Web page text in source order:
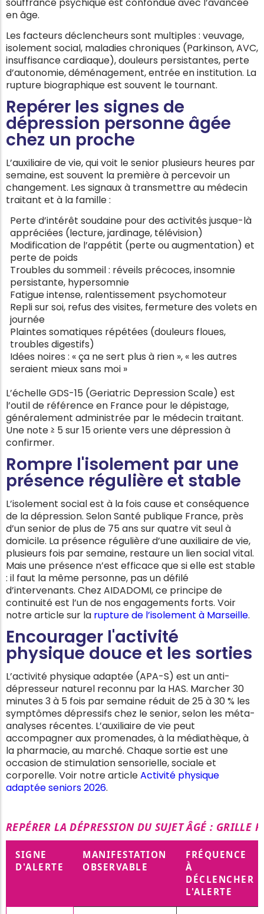
souffrance psychique est confondue avec l’avancée
en âge.
Les facteurs déclencheurs sont multiples : veuvage,
isolement social, maladies chroniques (Parkinson, AVC,
insuffisance cardiaque), douleurs persistantes, perte
d’autonomie, déménagement, entrée en institution. La
rupture biographique est souvent le tournant.
Repérer les signes de
dépression personne âgée
chez un proche
L’auxiliaire de vie, qui voit le senior plusieurs heures par
semaine, est souvent la première à percevoir un
changement. Les signaux à transmettre au médecin
traitant et à la famille :
Perte d’intérêt soudaine pour des activités jusque-là
appréciées (lecture, jardinage, télévision)
Modification de l’appétit (perte ou augmentation) et
perte de poids
Troubles du sommeil : réveils précoces, insomnie
persistante, hypersomnie
Fatigue intense, ralentissement psychomoteur
Repli sur soi, refus des visites, fermeture des volets en
journée
Plaintes somatiques répétées (douleurs floues,
troubles digestifs)
Idées noires : « ça ne sert plus à rien », « les autres
seraient mieux sans moi »
L’échelle GDS-15 (Geriatric Depression Scale) est
l’outil de référence en France pour le dépistage,
généralement administrée par le médecin traitant.
Une note ≥ 5 sur 15 oriente vers une dépression à
confirmer.
Rompre l'isolement par une
présence régulière et stable
L’isolement social est à la fois cause et conséquence
de la dépression. Selon Santé publique France, près
d’un senior de plus de 75 ans sur quatre vit seul à
domicile. La présence régulière d’une auxiliaire de vie,
plusieurs fois par semaine, restaure un lien social vital.
Mais une présence n’est efficace que si elle est stable
: il faut la même personne, pas un défilé
d’intervenants. Chez AIDADOMI, ce principe de
continuité est l’un de nos engagements forts. Voir
notre article sur la rupture de l’isolement à Marseille.
Encourager l'activité
physique douce et les sorties
L’activité physique adaptée (APA-S) est un anti-
dépresseur naturel reconnu par la HAS. Marcher 30
minutes 3 à 5 fois par semaine réduit de 25 à 30 % les
symptômes dépressifs chez le senior, selon les méta-
analyses récentes. L’auxiliaire de vie peut
accompagner aux promenades, à la médiathèque, à
la pharmacie, au marché. Chaque sortie est une
occasion de stimulation sensorielle, sociale et
corporelle. Voir notre articleActivité physique
adaptée seniors 2026.
REPÉRER LA DÉPRESSION DU SUJET ÂGÉ : GRILLE
SIGNE
D'ALERTE
MANIFESTATION
OBSERVABLE
FRÉQUENCE
À
DÉCLENCHER
L'ALERTE